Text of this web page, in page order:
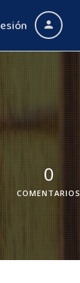
0
COMENTARIOS